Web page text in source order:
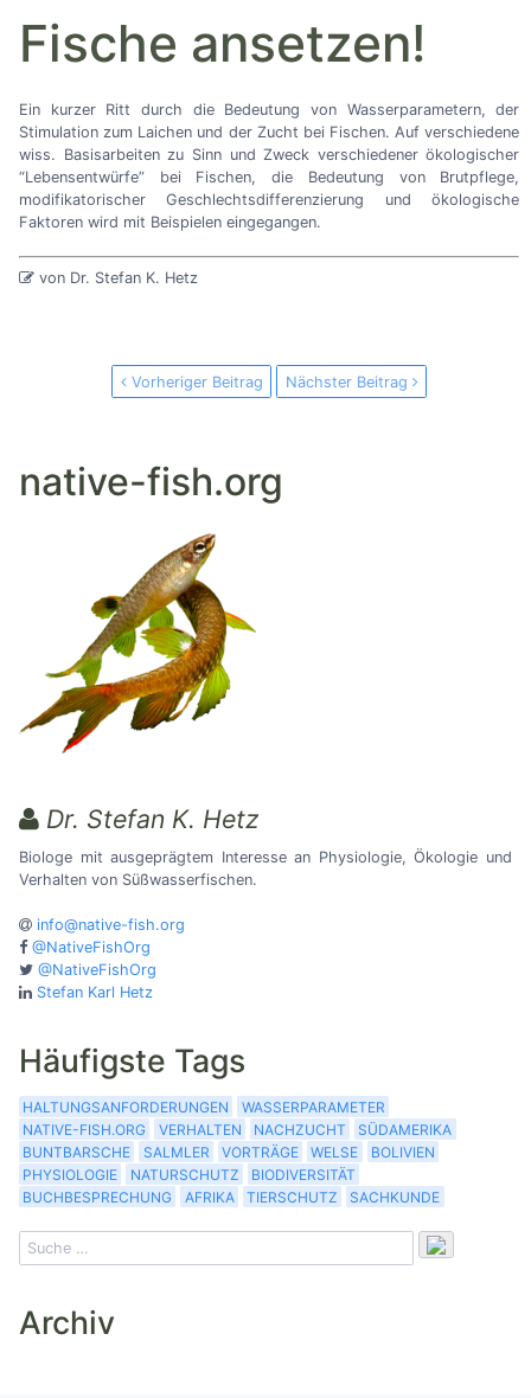
Fische ansetzen!
Ein kurzer Ritt durch die Bedeutung von Wasserparametern, der
Stimulation zum Laichen und der Zucht bei Fischen. Auf verschiedene
wiss. Basisarbeiten zu Sinn und Zweck verschiedener ökologischer
“Lebensentwürfe” bei Fischen, die Bedeutung von Brutpflege,
modifikatorischer Geschlechtsdifferenzierung und ökologische
Faktoren wird mit Beispielen eingegangen.
von Dr. Stefan K. Hetz
Vorheriger Beitrag Nächster Beitrag
native-fish.org
Dr. Stefan K. Hetz
Biologe mit ausgeprägtem Interesse an Physiologie, Ökologie und
Verhalten von Süßwasserfischen.
info@native-fish.org
@NativeFishOrg
@NativeFishOrg
Stefan Karl Hetz
Häufigste Tags
HALTUNGSANFORDERUNGEN
WASSERPARAMETER
NATIVE-FISH.ORG
VERHALTEN NACHZUCHT
SÜDAMERIKA
BUNTBARSCHE
SALMLER VORTRÄGE WELSE
BOLIVIEN
PHYSIOLOGIE
NATURSCHUTZ
BIODIVERSITÄT
BUCHBESPRECHUNG
AFRIKA TIERSCHUTZ SACHKUNDE
Archiv